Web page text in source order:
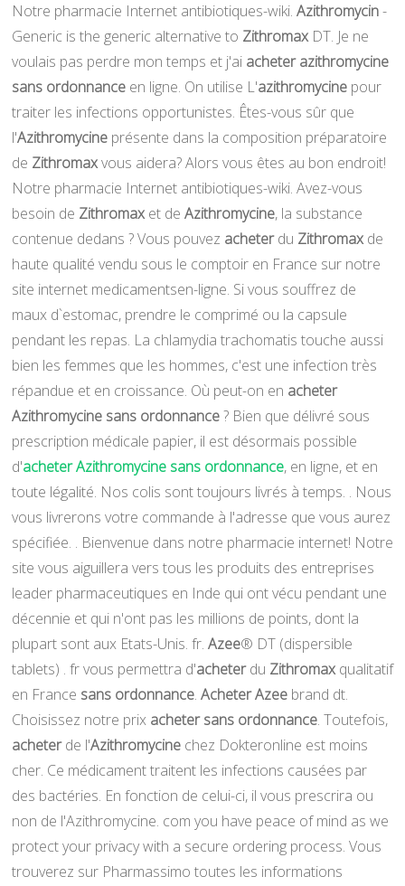
Notre pharmacie Internet antibiotiques-wiki. Azithromycin-
Generic is the generic alternative to ZithromaxDT. Je ne
voulais pas perdre mon temps et j'ai acheter azithromycine
sans ordonnance en ligne. On utilise L'azithromycine pour
traiter les infections opportunistes. Êtes-vous sûr que
l'Azithromycine présente dans la composition préparatoire
de Zithromaxvous aidera? Alors vous êtes au bon endroit!
Notre pharmacie Internet antibiotiques-wiki. Avez-vous
besoin de Zithromaxet de Azithromycine, la substance
contenue dedans ? Vous pouvez acheterdu Zithromaxde
haute qualité vendu sous le comptoir en France sur notre
site internet medicamentsen-ligne. Si vous souffrez de
maux d`estomac, prendre le comprimé ou la capsule
pendant les repas. La chlamydia trachomatis touche aussi
bien les femmes que les hommes, c'est une infection très
répandue et en croissance. Où peut-on en acheter
Azithromycine sans ordonnance? Bien que délivré sous
prescription médicale papier, il est désormais possible
d'acheter Azithromycine sans ordonnance, en ligne, et en
toute légalité. Nos colis sont toujours livrés à temps. . Nous
vous livrerons votre commande à l'adresse que vous aurez
spécifiée. . Bienvenue dans notre pharmacie internet! Notre
site vous aiguillera vers tous les produits des entreprises
leader pharmaceutiques en Inde qui ont vécu pendant une
décennie et qui n'ont pas les millions de points, dont la
plupart sont aux Etats-Unis. fr. Azee® DT (dispersible
tablets) . fr vous permettra d'acheterdu Zithromaxqualitatif
en France sans ordonnance. Acheter Azee brand dt.
Choisissez notre prix acheter sans ordonnance. Toutefois,
acheterde l'Azithromycine chez Dokteronline est moins
cher. Ce médicament traitent les infections causées par
des bactéries. En fonction de celui-ci, il vous prescrira ou
non de l'Azithromycine. com you have peace of mind as we
protect your privacy with a secure ordering process. Vous
trouverez sur Pharmassimo toutes les informations